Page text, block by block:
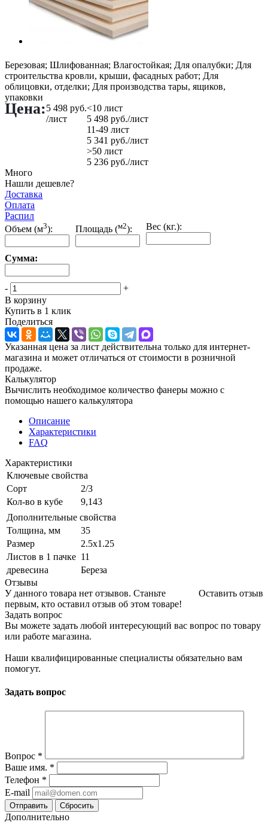
Березовая; Шлифованная; Влагостойкая; Для опалубки; Для
строительства кровли, крыши, фасадных работ; Для
облицовки, отделки; Для производства тары, ящиков,
упаковки
Цена:5 498 руб.
/лист
<10 лист
5 498 руб./лист
11-49 лист
5 341 руб./лист
>50 лист
5 236 руб./лист
Много
Нашли дешевле?
Доставка
Оплата
Распил
Объем (м3): Площадь (м2): Вес (кг.):
Сумма:
-
+
В корзину
Купить в 1 клик
Поделиться
Указанная цена за лист действительна только для интернет-
магазина и может отличаться от стоимости в розничной
продаже.
Калькулятор
Вычислить необходимое количество фанеры можно с
помощью нашего калькулятора
Описание
Характеристики
FAQ
Характеристики
Ключевые свойства
Сорт
2/3
Кол-во в кубе
9,143
Дополнительные свойства
Толщина, мм
35
Размер
2.5х1.25
Листов в 1 пачке 11
древесина
Береза
Отзывы
Оставить отзыв
У данного товара нет отзывов. Станьте
первым, кто оставил отзыв об этом товаре!
Задать вопрос
Вы можете задать любой интересующий вас вопрос по товару
или работе магазина.
Наши квалифицированные специалисты обязательно вам
помогут.
Задать вопрос
Вопрос *
Ваше имя. *
Телефон *
E-mail
Сбросить
Дополнительно